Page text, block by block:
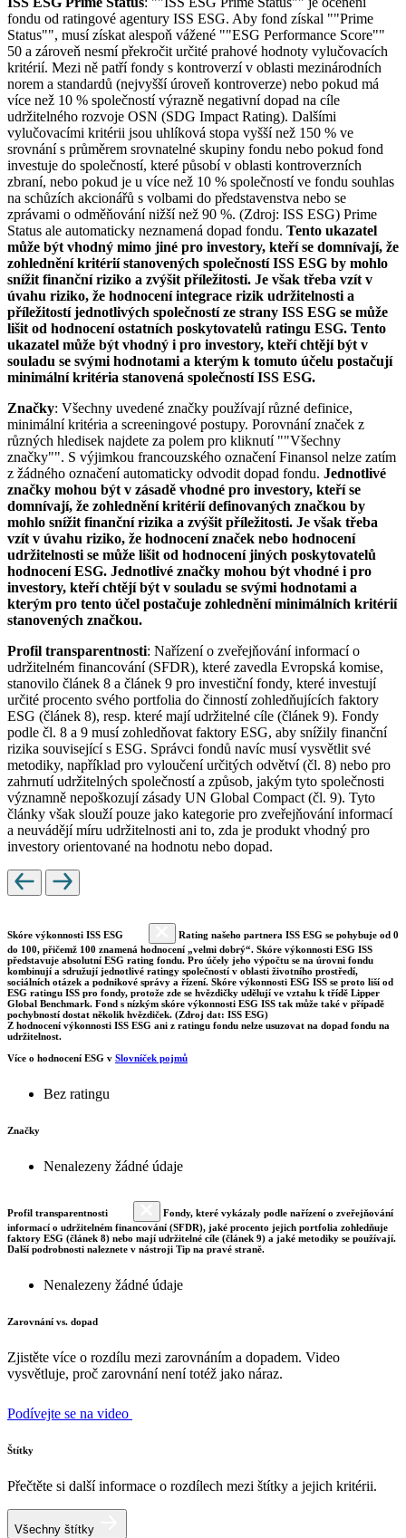
fondu od ratingové agentury ISS ESG. Aby fond získal ""Prime
Status"", musí získat alespoň vážené ""ESG Performance Score""
50 a zároveň nesmí překročit určité prahové hodnoty vylučovacích
kritérií. Mezi ně patří fondy s kontroverzí v oblasti mezinárodních
norem a standardů (nejvyšší úroveň kontroverze) nebo pokud má
více než 10 % společností výrazně negativní dopad na cíle
udržitelného rozvoje OSN (SDG Impact Rating). Dalšími
vylučovacími kritérii jsou uhlíková stopa vyšší než 150 % ve
srovnání s průměrem srovnatelné skupiny fondu nebo pokud fond
investuje do společností, které působí v oblasti kontroverzních
zbraní, nebo pokud je u více než 10 % společností ve fondu souhlas
na schůzích akcionářů s volbami do představenstva nebo se
zprávami o odměňování nižší než 90 %. (Zdroj: ISS ESG) Prime
Status ale automaticky neznamená dopad fondu. Tento ukazatel
může být vhodný mimo jiné pro investory, kteří se domnívají, že
zohlednění kritérií stanovených společností ISS ESG by mohlo
snížit finanční riziko a zvýšit příležitosti. Je však třeba vzít v
úvahu riziko, že hodnocení integrace rizik udržitelnosti a
příležitostí jednotlivých společností ze strany ISS ESG se může
lišit od hodnocení ostatních poskytovatelů ratingu ESG. Tento
ukazatel může být vhodný i pro investory, kteří chtějí být v
souladu se svými hodnotami a kterým k tomuto účelu postačují
minimální kritéria stanovená společností ISS ESG.
Značky: Všechny uvedené značky používají různé definice,
minimální kritéria a screeningové postupy. Porovnání značek z
různých hledisek najdete za polem pro kliknutí ""Všechny
značky"". S výjimkou francouzského označení Finansol nelze zatím
z žádného označení automaticky odvodit dopad fondu. Jednotlivé
značky mohou být v zásadě vhodné pro investory, kteří se
domnívají, že zohlednění kritérií definovaných značkou by
mohlo snížit finanční rizika a zvýšit příležitosti. Je však třeba
vzít v úvahu riziko, že hodnocení značek nebo hodnocení
udržitelnosti se může lišit od hodnocení jiných poskytovatelů
hodnocení ESG. Jednotlivé značky mohou být vhodné i pro
investory, kteří chtějí být v souladu se svými hodnotami a
kterým pro tento účel postačuje zohlednění minimálních kritérií
stanovených značkou.
Profil transparentnosti: Nařízení o zveřejňování informací o
udržitelném financování (SFDR), které zavedla Evropská komise,
stanovilo článek 8 a článek 9 pro investiční fondy, které investují
určité procento svého portfolia do činností zohledňujících faktory
ESG (článek 8), resp. které mají udržitelné cíle (článek 9). Fondy
podle čl. 8 a 9 musí zohledňovat faktory ESG, aby snížily finanční
rizika související s ESG. Správci fondů navíc musí vysvětlit své
metodiky, například pro vyloučení určitých odvětví (čl. 8) nebo pro
zahrnutí udržitelných společností a způsob, jakým tyto společnosti
významně nepoškozují zásady UN Global Compact (čl. 9). Tyto
články však slouží pouze jako kategorie pro zveřejňování informací
a neuvádějí míru udržitelnosti ani to, zda je produkt vhodný pro
investory orientované na hodnotu nebo dopad.
Skóre výkonnosti ISS ESG
Rating našeho partnera ISS ESG se pohybuje od 0
do 100, přičemž 100 znamená hodnocení „velmi dobrý“. Skóre výkonnosti ESG ISS
představuje absolutní ESG rating fondu. Pro účely jeho výpočtu se na úrovni fondu
kombinují a sdružují jednotlivé ratingy společností v oblasti životního prostředí,
sociálních otázek a podnikové správy a řízení. Skóre výkonnosti ESG ISS se proto liší od
ESG ratingu ISS pro fondy, protože zde se hvězdičky udělují ve vztahu k třídě Lipper
Global Benchmark. Fond s nízkým skóre výkonnosti ESG ISS tak může také v případě
pochybností dostat několik hvězdiček. (Zdroj dat: ISS ESG)
Z hodnocení výkonnosti ISS ESG ani z ratingu fondu nelze usuzovat na dopad fondu na
udržitelnost.
Více o hodnocení ESG v Slovníček pojmů
Bez ratingu
Značky
Nenalezeny žádné údaje
Profil transparentnosti
Fondy, které vykázaly podle nařízení o zveřejňování
informací o udržitelném financování (SFDR), jaké procento jejich portfolia zohledňuje
faktory ESG (článek 8) nebo mají udržitelné cíle (článek 9) a jaké metodiky se používají.
Další podrobnosti naleznete v nástroji Tip na pravé straně.
Nenalezeny žádné údaje
Zarovnání vs. dopad
Zjistěte více o rozdílu mezi zarovnáním a dopadem. Video
vysvětluje, proč zarovnání není totéž jako náraz.
Podívejte se na video
Štítky
Přečtěte si další informace o rozdílech mezi štítky a jejich kritérii.
Všechny štítky